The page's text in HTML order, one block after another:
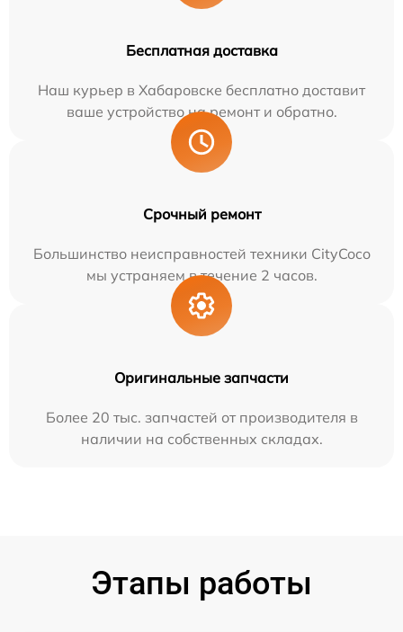
Бесплатная доставка
Наш курьер в Хабаровске бесплатно доставит
ваше устройство на ремонт и обратно.
Срочный ремонт
Большинство неисправностей техники CityCoco
мы устраняем в течение 2 часов.
Оригинальные запчасти
Более 20 тыс. запчастей от производителя в
наличии на собственных складах.
Этапы работы